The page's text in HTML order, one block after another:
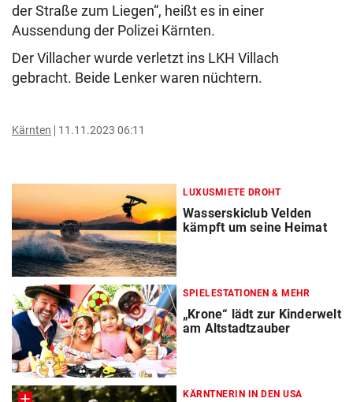
der Straße zum Liegen“, heißt es in einer
Aussendung der Polizei Kärnten.
Der Villacher wurde verletzt ins LKH Villach
gebracht. Beide Lenker waren nüchtern.
Kärnten 11.11.2023 06:11
LUXUSMIETE DROHT
Wasserskiclub Velden
kämpft um seine Heimat
SPIELESTATIONEN & MEHR
„Krone“ lädt zur Kinderwelt
am Altstadtzauber
KÄRNTNERIN IN DEN USA